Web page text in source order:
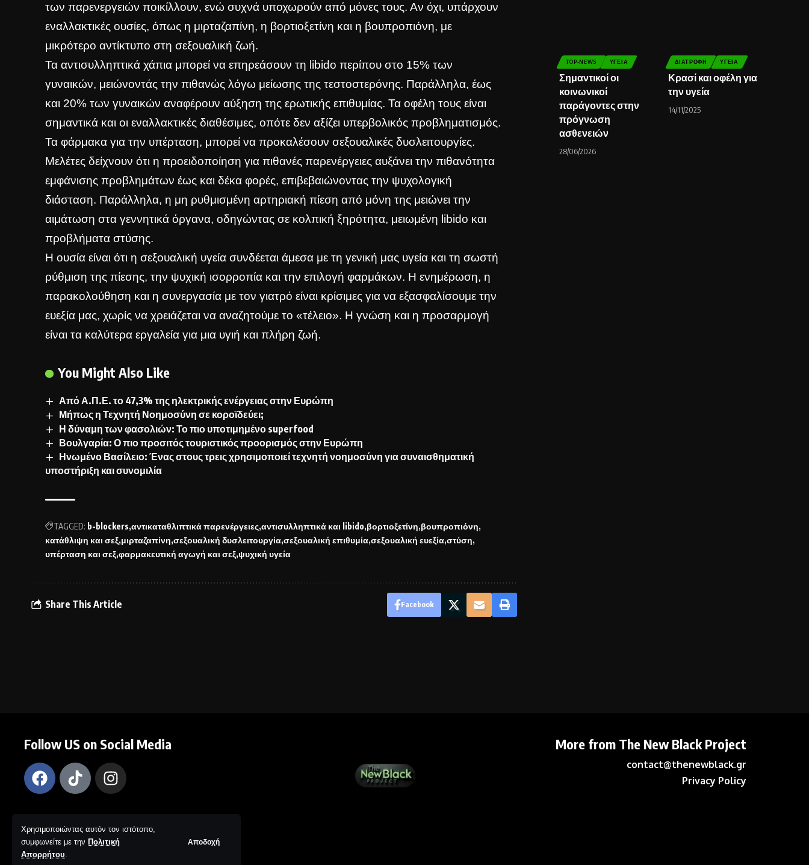
Χρησιμοποιώντας αυτόν τον ιστότοπο,
συμφωνείτε με την Πολιτική
Απορρήτου.
Αποδοχή
των παρενεργειών ποικίλλουν, ενώ συχνά υποχωρούν από μόνες τους. Αν όχι, υπάρχουν
εναλλακτικές ουσίες, όπως η μιρταζαπίνη, η βορτιοξετίνη και η βουπροπιόνη, με
μικρότερο αντίκτυπο στη σεξουαλική ζωή.
Τα αντισυλληπτικά χάπια μπορεί να επηρεάσουν τη libido περίπου στο 15% των
γυναικών, μειώνοντάς την πιθανώς λόγω μείωσης της τεστοστερόνης. Παράλληλα, έως
και 20% των γυναικών αναφέρουν αύξηση της ερωτικής επιθυμίας. Τα οφέλη τους είναι
σημαντικά και οι εναλλακτικές διαθέσιμες, οπότε δεν αξίζει υπερβολικός προβληματισμός.
Τα φάρμακα για την υπέρταση, μπορεί να προκαλέσουν σεξουαλικές δυσλειτουργίες.
Μελέτες δείχνουν ότι η προειδοποίηση για πιθανές παρενέργειες αυξάνει την πιθανότητα
εμφάνισης προβλημάτων έως και δέκα φορές, επιβεβαιώνοντας την ψυχολογική
διάσταση. Παράλληλα, η μη ρυθμισμένη αρτηριακή πίεση από μόνη της μειώνει την
αιμάτωση στα γεννητικά όργανα, οδηγώντας σε κολπική ξηρότητα, μειωμένη libido και
προβλήματα στύσης.
Η ουσία είναι ότι η σεξουαλική υγεία συνδέεται άμεσα με τη γενική μας υγεία και τη σωστή
ρύθμιση της πίεσης, την ψυχική ισορροπία και την επιλογή φαρμάκων. Η ενημέρωση, η
παρακολούθηση και η συνεργασία με τον γιατρό είναι κρίσιμες για να εξασφαλίσουμε την
ευεξία μας, χωρίς να χρειάζεται να αναζητούμε το «τέλειο». Η γνώση και η προσαρμογή
είναι τα καλύτερα εργαλεία για μια υγιή και πλήρη ζωή.
You Might Also Like
Από Α.Π.Ε. το 47,3% της ηλεκτρικής ενέργειας στην Ευρώπη
Μήπως η Τεχνητή Νοημοσύνη σε κοροϊδεύει;
Η δύναμη των φασολιών: Το πιο υποτιμημένο superfood
Βουλγαρία: Ο πιο προσιτός τουριστικός προορισμός στην Ευρώπη
Ηνωμένο Βασίλειο: Ένας στους τρεις χρησιμοποιεί τεχνητή νοημοσύνη για συναισθηματική
υποστήριξη και συνομιλία
TAGGED: b-blockers αντικαταθλιπτικά παρενέργειες αντισυλληπτικά και libido βορτιοξετίνη βουπροπιόνη
κατάθλιψη και σεξ μιρταζαπίνη σεξουαλική δυσλειτουργία σεξουαλική επιθυμία σεξουαλική ευεξία στύση
υπέρταση και σεξ φαρμακευτική αγωγή και σεξ ψυχική υγεία
Share This Article Facebook
TOP-NEWS ΥΓΕΊΑ
Σημαντικοί οι
κοινωνικοί
παράγοντες στην
πρόγνωση
ασθενειών
28/06/2026
ΔΙΑΤΡΟΦΉ ΥΓΕΊΑ
Κρασί και οφέλη για
την υγεία
14/11/2025
Follow US on Social Media More from The New Black Project
contact@thenewblack.gr
Privacy Policy
© The New Black Project. Web Design by IKAROS Creative
Solutions. All Rights Reserved.